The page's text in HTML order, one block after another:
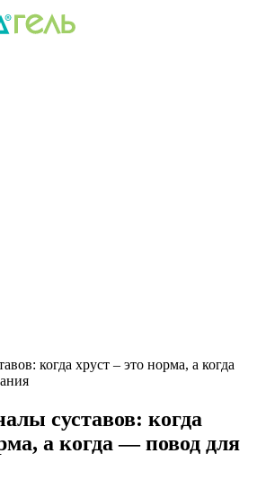
когда хруст – это норма, а когда
суставов: когда
а когда — повод для